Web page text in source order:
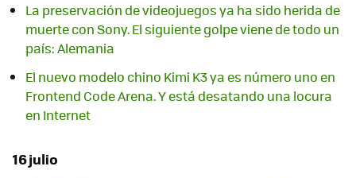
La preservación de videojuegos ya ha sido herida de
muerte con Sony. El siguiente golpe viene de todo un
país: Alemania
El nuevo modelo chino Kimi K3 ya es número uno en
Frontend Code Arena. Y está desatando una locura
en Internet
16 julio